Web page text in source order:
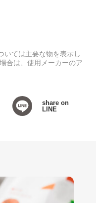
いては主要な物を表示し
合は、使用メーカーのア
share on
LINE